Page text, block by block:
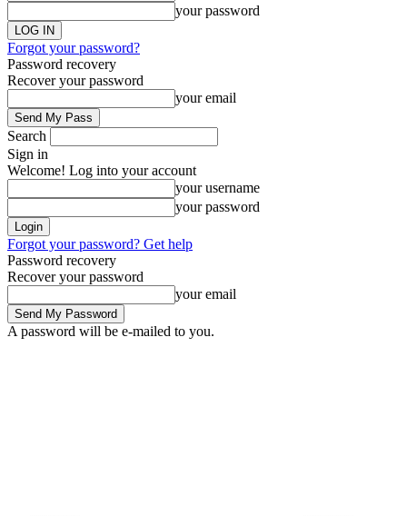
your password
Forgot your password?
Password recovery
Recover your password
your email
Search
Sign in
Welcome! Log into your account
your username
your password
Forgot your password? Get help
Password recovery
Recover your password
your email
A password will be e-mailed to you.